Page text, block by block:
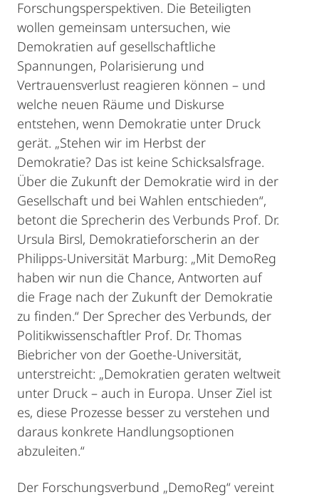
Forschungsperspektiven. Die Beteiligten
wollen gemeinsam untersuchen, wie
Demokratien auf gesellschaftliche
Spannungen, Polarisierung und
Vertrauensverlust reagieren können – und
welche neuen Räume und Diskurse
entstehen, wenn Demokratie unter Druck
gerät. „Stehen wir im Herbst der
Demokratie? Das ist keine Schicksalsfrage.
Über die Zukunft der Demokratie wird in der
Gesellschaft und bei Wahlen entschieden“,
betont die Sprecherin des Verbunds Prof. Dr.
Ursula Birsl, Demokratieforscherin an der
Philipps-Universität Marburg: „Mit DemoReg
haben wir nun die Chance, Antworten auf
die Frage nach der Zukunft der Demokratie
zu finden.“ Der Sprecher des Verbunds, der
Politikwissenschaftler Prof. Dr. Thomas
Biebricher von der Goethe-Universität,
unterstreicht: „Demokratien geraten weltweit
unter Druck – auch in Europa. Unser Ziel ist
es, diese Prozesse besser zu verstehen und
daraus konkrete Handlungsoptionen
abzuleiten.“
Der Forschungsverbund „DemoReg“ vereint